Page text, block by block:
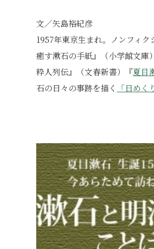
文／矢島裕紀彦
1957年東京生まれ。ノンフィ
癒す漱石の手紙』（小学館文庫
粋人列伝』（文春新書）『夏目
石の日々の事跡を描く
「日めく